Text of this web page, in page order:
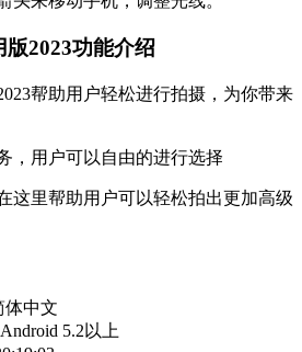
2023功能介绍
帮助用户轻松进行拍摄，为你带来
，用户可以自由的进行选择
这里帮助用户可以轻松拍出更加高级
体中文
5.2以上